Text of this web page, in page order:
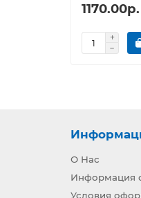
1170.00р.
О Нас
Информация
Условия